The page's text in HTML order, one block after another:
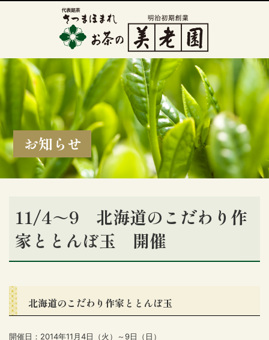
お知らせ
11/4～9 北海道のこだわり作
家ととんぼ玉 開催
北海道のこだわり作家ととんぼ玉
開催日：2014年11月4日（火）～9日（日）